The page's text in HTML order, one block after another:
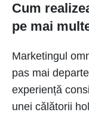
Cum
pe mai
Marketingul
pas mai
experiență
unei călătorii